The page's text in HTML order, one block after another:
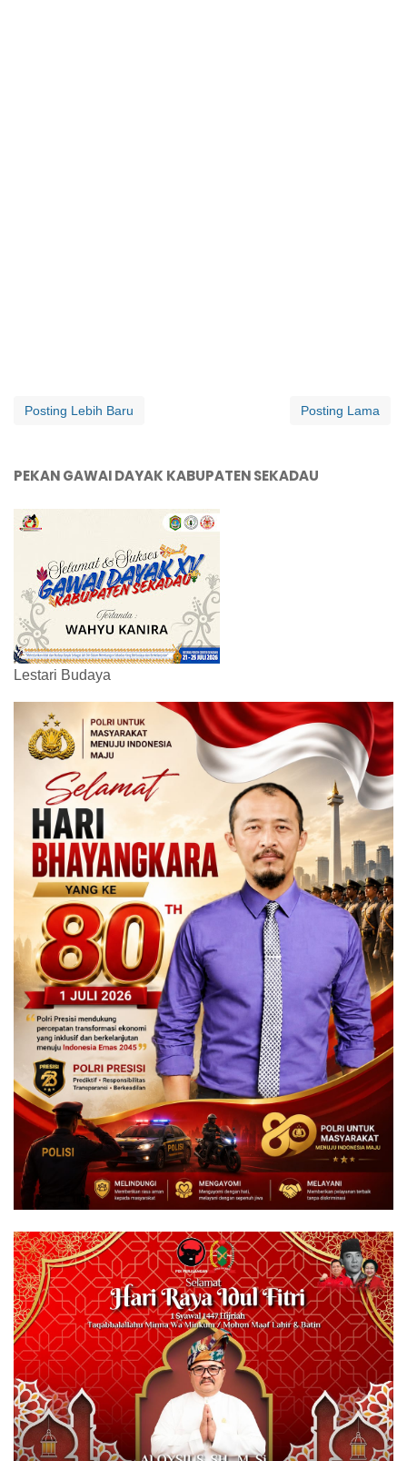
Posting Lebih Baru Posting Lama
PEKAN GAWAI DAYAK KABUPATEN SEKADAU
Lestari Budaya